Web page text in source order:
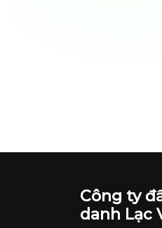
Công ty
danh Lạc